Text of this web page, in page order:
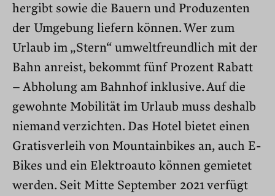
hergibt sowie die Bauern und Produzenten
der Umgebung liefern können. Wer zum
Urlaub im „Stern“ umweltfreundlich mit der
Bahn anreist, bekommt fünf Prozent Rabatt
– Abholung am Bahnhof inklusive. Auf die
gewohnte Mobilität im Urlaub muss deshalb
niemand verzichten. Das Hotel bietet einen
Gratisverleih von Mountainbikes an, auch E-
Bikes und ein Elektroauto können gemietet
werden. Seit Mitte September 2021 verfügt